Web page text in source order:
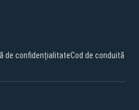
de confidențialitateCod de conduită